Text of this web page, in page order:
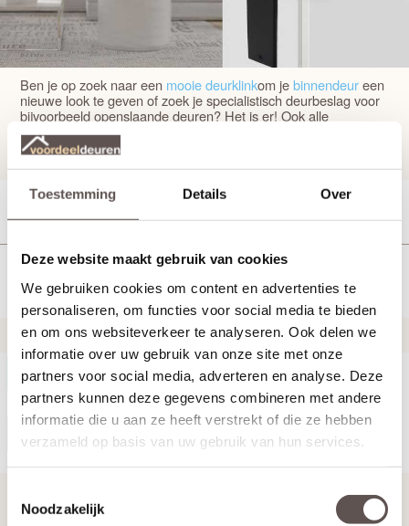
Toestemming Details Over
Deze website maakt gebruik van cookies
We gebruiken cookies om content en advertenties te
personaliseren, om functies voor social media te bieden
en om ons websiteverkeer te analyseren. Ook delen we
informatie over uw gebruik van onze site met onze
partners voor social media, adverteren en analyse. Deze
partners kunnen deze gegevens combineren met andere
informatie die u aan ze heeft verstrekt of die ze hebben
verzameld op basis van uw gebruik van hun services.
Noodzakelijk
SCHARNIEREN
Ben je op zoek naar een mooie deurklinkom jebinnendeureen
nieuwe look te geven of zoek je specialistisch deurbeslag voor
bijvoorbeeld openslaande deuren? Het is er! Ook alle
deurbeslag om je
huisnummer, bij Intersteel vind je het!
Filter Sorteer
resultaten
Gesorteerd op: Best verkocht
Meer weergeven
Terug